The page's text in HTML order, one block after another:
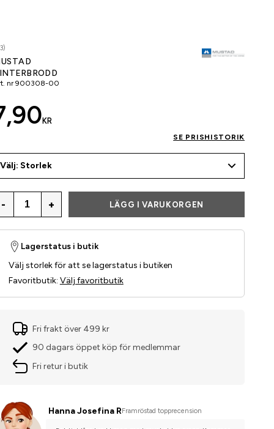
nr 900308-00
KR
SE PRISHISTORIK
Välj: Storlek
- + LÄGG I VARUKORGEN
Lagerstatus i butik
Välj storlek för att se lagerstatus i butiken
Favoritbutik: Välj favoritbutik
Fri frakt över 499 kr
90 dagars öppet köp för medlemmar
Fri retur i butik
Hanna Josefina RFramröstad topprecension